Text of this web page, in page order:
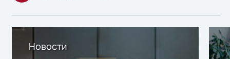
Новости